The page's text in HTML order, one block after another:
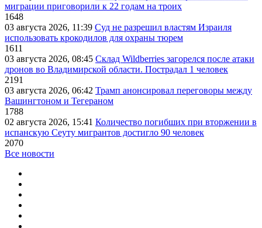
миграции приговорили к 22 годам на троих
1648
03 августа 2026, 11:39 Суд не разрешил властям Израиля
использовать крокодилов для охраны тюрем
1611
03 августа 2026, 08:45 Склад Wildberries загорелся после атаки
дронов во Владимирской области. Пострадал 1 человек
2191
03 августа 2026, 06:42 Трамп анонсировал переговоры между
Вашингтоном и Тегераном
1788
02 августа 2026, 15:41 Количество погибших при вторжении в
испанскую Сеуту мигрантов достигло 90 человек
2070
Все новости